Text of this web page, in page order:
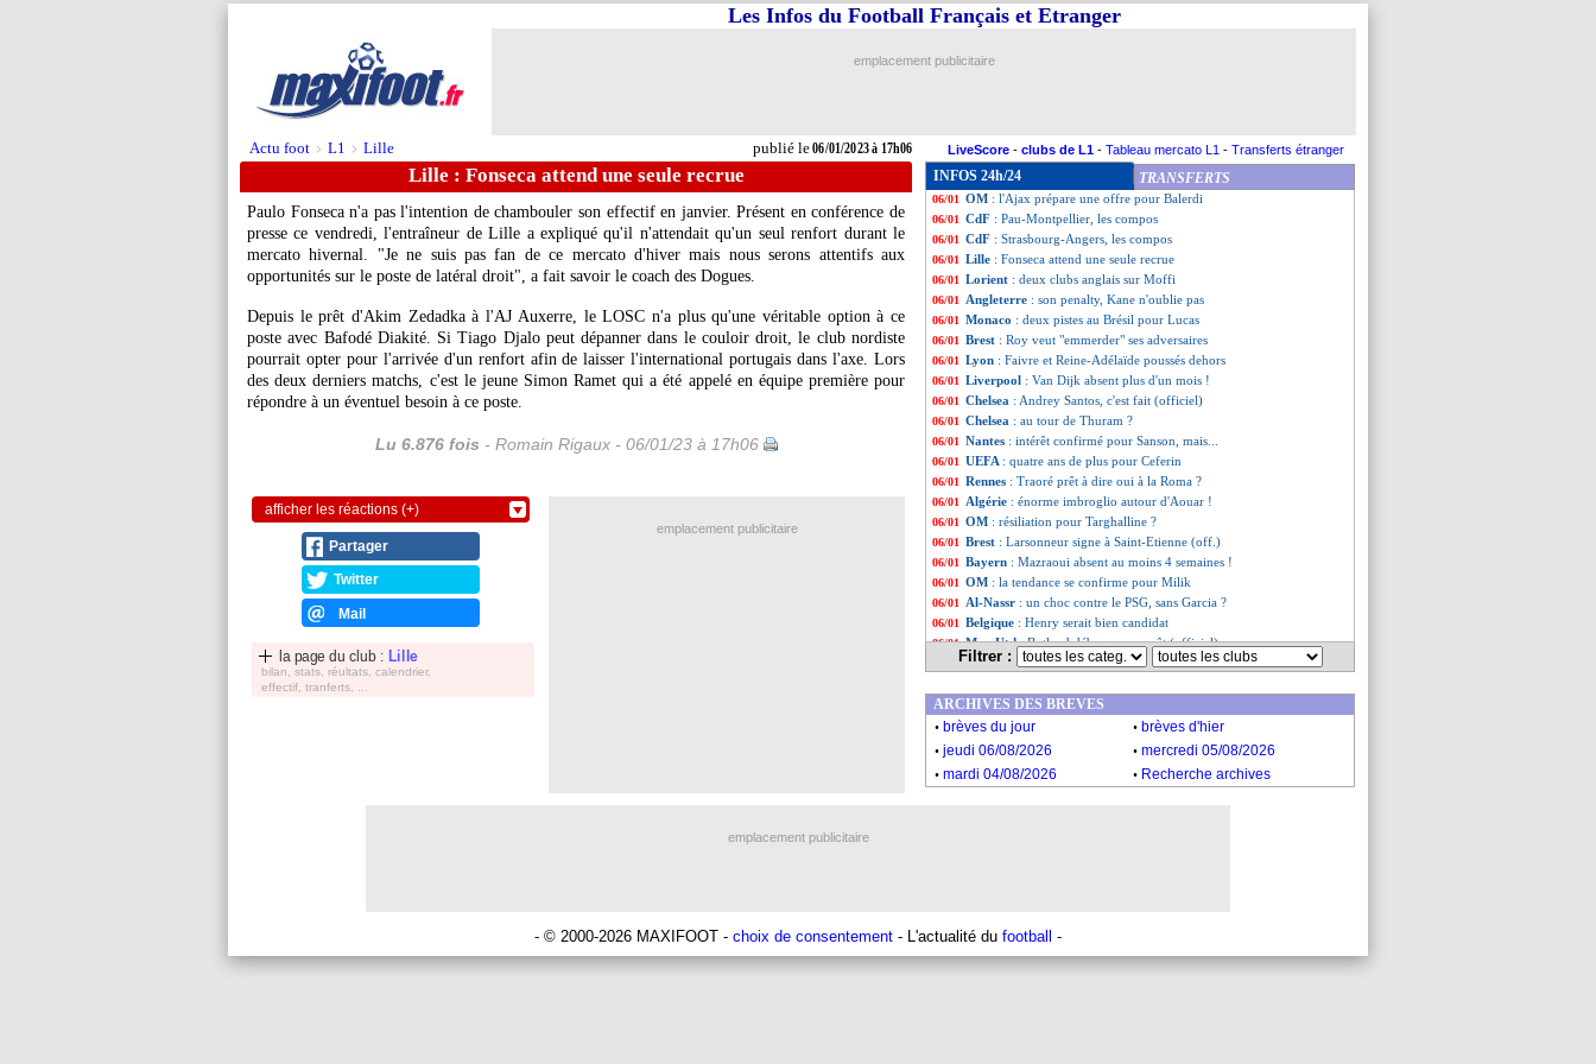
Actu foot > L1 > Lille publié le06/01/2023 à 17h06
Les Infos du Football Français et Etranger
emplacement publicitaire
LiveScore - clubs de L1 - Tableau mercato L1 - Transferts étranger
Lille : Fonseca attend une seule recrue
Paulo Fonseca n'a pas l'intention de chambouler son effectif en janvier. Présent en conférence de
presse ce vendredi, l'entraîneur de Lille a expliqué qu'il n'attendait qu'un seul renfort durant le
mercato hivernal. "Je ne suis pas fan de ce mercato d'hiver mais nous serons attentifs aux
opportunités sur le poste de latéral droit", a fait savoir le coach des Dogues.
Depuis le prêt d'Akim Zedadka à l'AJ Auxerre, le LOSC n'a plus qu'une véritable option à ce
poste avec Bafodé Diakité. Si Tiago Djalo peut dépanner dans le couloir droit, le club nordiste
pourrait opter pour l'arrivée d'un renfort afin de laisser l'international portugais dans l'axe. Lors
des deux derniers matchs, c'est le jeune Simon Ramet qui a été appelé en équipe première pour
répondre à un éventuel besoin à ce poste.
Lu 6.876 fois - Romain Rigaux - 06/01/23 à 17h06
afficher les réactions (+)
Partager
Twitter
Mail
la page du club : Lille
bilan, stats, réultats, calendrier,
effectif, tranferts, ...
INFOS 24h/24 TRANSFERTS
06/01 CdF: Angers élimine Strasbourg
06/01 Portugal
06/01 Man City: Guardiola salue son propre génie
06/01 Man Utd: Ten Hag patiente pour Sancho
06/01 OM : l'Ajax prépare une offre pour Balerdi
06/01 CdF : Pau-Montpellier, les compos
06/01 CdF : Strasbourg-Angers, les compos
06/01 Lille : Fonseca attend une seule recrue
06/01 Lorient : deux clubs anglais sur Moffi
06/01 Angleterre : son penalty, Kane n'oublie pas
06/01 Monaco : deux pistes au Brésil pour Lucas
06/01 Brest : Roy veut "emmerder" ses adversaires
06/01 Lyon : Faivre et Reine-Adélaïde poussés dehors
06/01 Liverpool : Van Dijk absent plus d'un mois !
06/01 Chelsea : Andrey Santos, c'est fait (officiel)
06/01 Chelsea : au tour de Thuram ?
06/01 Nantes : intérêt confirmé pour Sanson, mais...
06/01 UEFA : quatre ans de plus pour Ceferin
06/01 Rennes : Traoré prêt à dire oui à la Roma ?
06/01 Algérie : énorme imbroglio autour d'Aouar !
06/01 OM : résiliation pour Targhalline ?
06/01 Brest : Larsonneur signe à Saint-Etienne (off.)
06/01 Bayern : Mazraoui absent au moins 4 semaines !
06/01 OM : la tendance se confirme pour Milik
06/01 Al-Nassr : un choc contre le PSG, sans Garcia ?
06/01 Belgique : Henry serait bien candidat
06/01 Man Utd: Butland débarque en prêt (officiel)
06/01 Divers : Gianluca Vialli est décédé
06/01 Angers : Bobichon part à Laval (officiel)
06/01 EdF: Benzema, la réponse des Bleus
06/01 Angers: Ounahi, Naples a offert 15 M€
06/01 PSG: Navas toujours poussé vers la sortie
Filtrer :
emplacement publicitaire
ARCHIVES DES BREVES
. brèves du jour . brèves d'hier
. jeudi 06/08/2026 . mercredi 05/08/2026
. mardi 04/08/2026 . Recherche archives
emplacement publicitaire
- © 2000-2026 MAXIFOOT - choix de consentement - L'actualité du football -